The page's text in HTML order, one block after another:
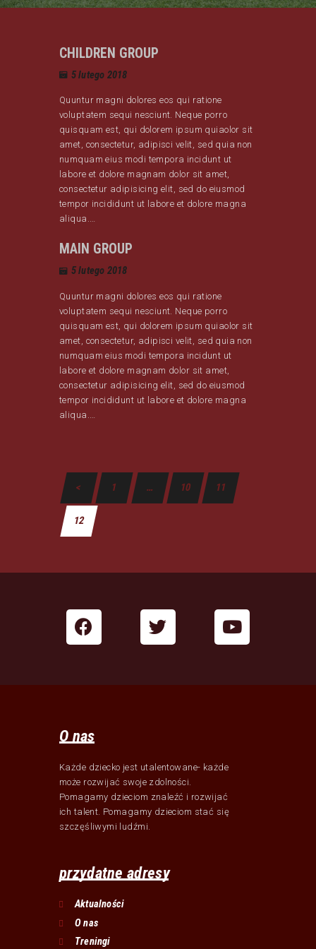
CHILDREN GROUP
5 lutego 2018
Quuntur magni dolores eos qui ratione
voluptatem sequi nesciunt. Neque porro
quisquam est, qui dolorem ipsum quiaolor sit
amet, consectetur, adipisci velit, sed quia non
numquam eius modi tempora incidunt ut
labore et dolore magnam dolor sit amet,
consectetur adipisicing elit, sed do eiusmod
tempor incididunt ut labore et dolore magna
aliqua.…
MAIN GROUP
5 lutego 2018
Quuntur magni dolores eos qui ratione
voluptatem sequi nesciunt. Neque porro
quisquam est, qui dolorem ipsum quiaolor sit
amet, consectetur, adipisci velit, sed quia non
numquam eius modi tempora incidunt ut
labore et dolore magnam dolor sit amet,
consectetur adipisicing elit, sed do eiusmod
tempor incididunt ut labore et dolore magna
aliqua.…
< 1 … 10 11
12
O nas
Każde dziecko jest utalentowane- każde
może rozwijać swoje zdolności.
Pomagamy dzieciom znaleźć i rozwijać
ich talent. Pomagamy dzieciom stać się
szczęśliwymi ludźmi.
przydatne adresy
Aktualności
O nas
Treningi